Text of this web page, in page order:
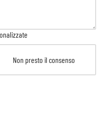
Non presto il consenso